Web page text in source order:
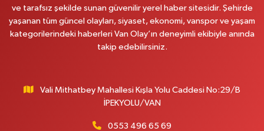
ve tarafsız şekilde sunan güvenilir yerel haber sitesidir. Şehirde
yaşanan tüm güncel olayları, siyaset, ekonomi, vanspor ve yaşam
kategorilerindeki haberleri Van Olay’ın deneyimli ekibiyle anında
takip edebilirsiniz.
Vali Mithatbey Mahallesi Kışla Yolu Caddesi No:29/B
İPEKYOLU/VAN
0553 496 65 69